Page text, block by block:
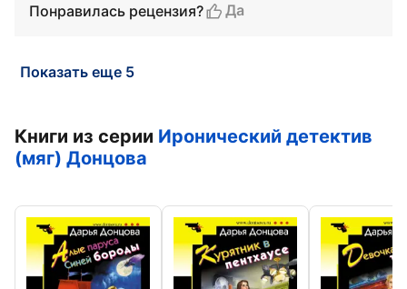
Понравилась рецензия?
Да
Показать еще 5
Книги из серии Иронический детектив
(мяг) Донцова